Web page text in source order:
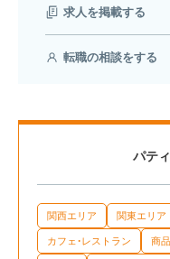
求人を掲載する
転職の相談をする
パテ
関西エリア 関東エリア
カフェ・レストラン 商